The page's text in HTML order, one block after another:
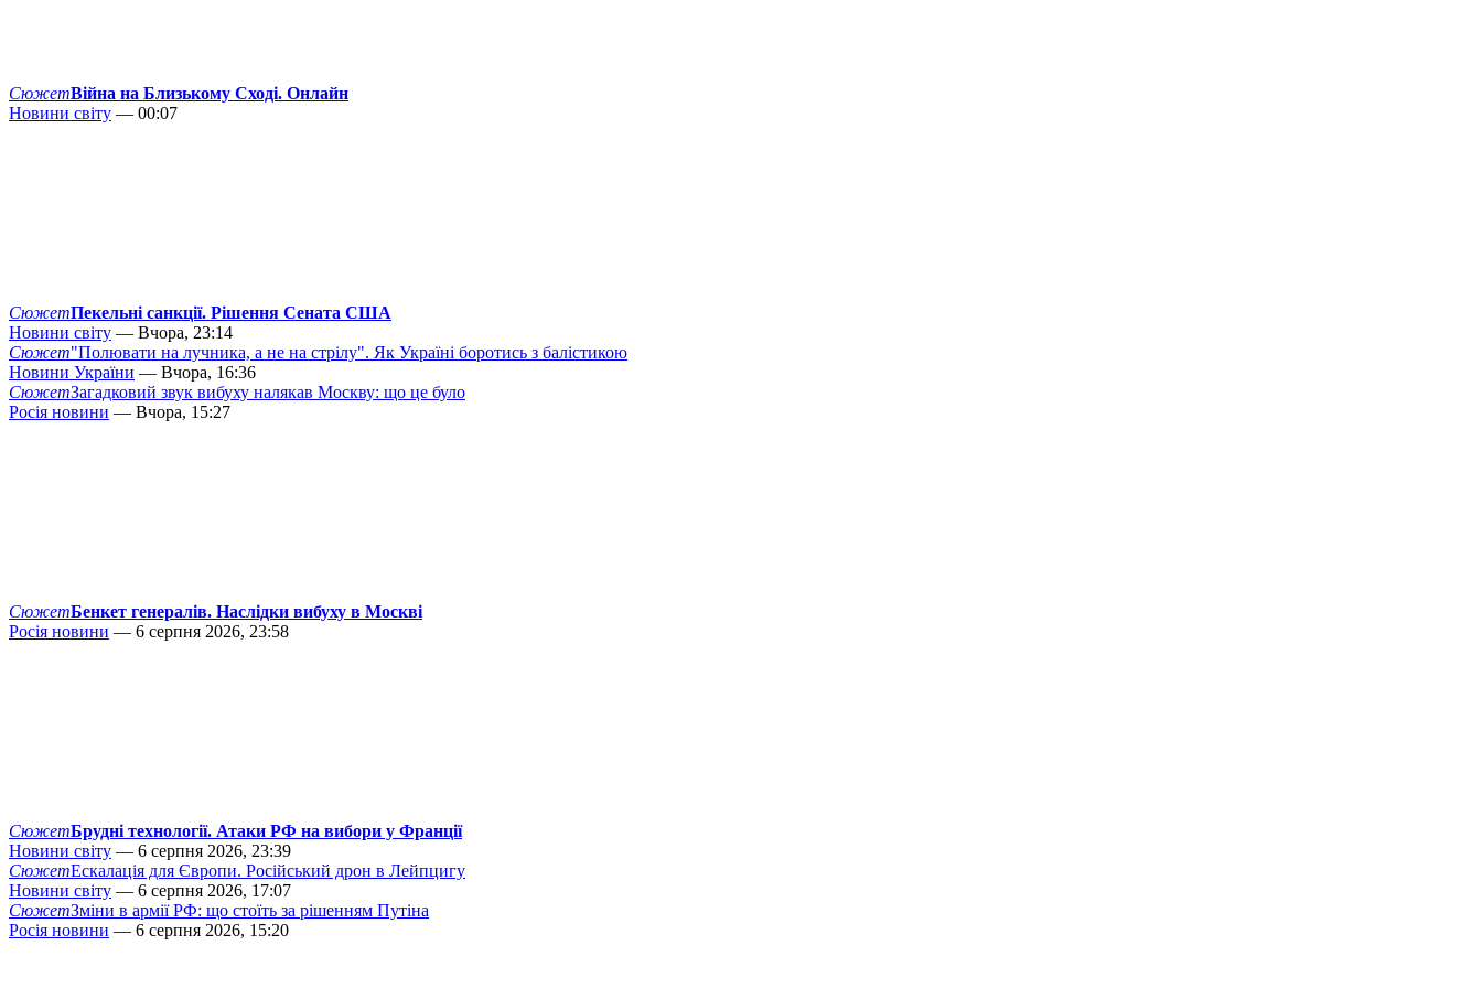
СюжетВійна на Близькому Сході. Онлайн
Новини світу — 00:07
СюжетПекельні санкції. Рішення Сената США
Новини світу — Вчора, 23:14
Сюжет"Полювати на лучника, а не на стрілу". Як Україні боротись з балістикою
Новини України — Вчора, 16:36
СюжетЗагадковий звук вибуху налякав Москву: що це було
Росія новини — Вчора, 15:27
СюжетБенкет генералів. Наслідки вибуху в Москві
Росія новини — 6 серпня 2026, 23:58
СюжетБрудні технології. Атаки РФ на вибори у Франції
Новини світу — 6 серпня 2026, 23:39
СюжетЕскалація для Європи. Російський дрон в Лейпцигу
Новини світу — 6 серпня 2026, 17:07
СюжетЗміни в армії РФ: що стоїть за рішенням Путіна
Росія новини — 6 серпня 2026, 15:20